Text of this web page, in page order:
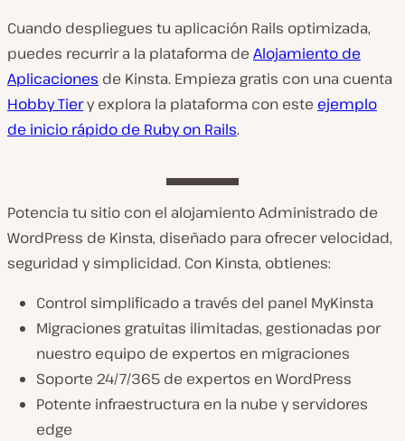
Cuando despliegues tu aplicación Rails optimizada,
puedes recurrir a la plataforma de Alojamiento de
Aplicaciones de Kinsta. Empieza gratis con una cuenta
Hobby Tiery explora la plataforma con este ejemplo
de inicio rápido de Ruby on Rails.
Potencia tu sitio con el alojamiento Administrado de
WordPress de Kinsta, diseñado para ofrecer velocidad,
seguridad y simplicidad. Con Kinsta, obtienes:
Control simplificado a través del panel MyKinsta
Migraciones gratuitas ilimitadas, gestionadas por
nuestro equipo de expertos en migraciones
Soporte 24/7/365 de expertos en WordPress
Potente infraestructura en la nube y servidores
edge